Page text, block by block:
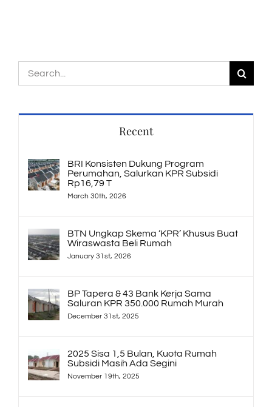
Search
Recent
BRI Konsisten Dukung Program
Perumahan, Salurkan KPR Subsidi
Rp16,79 T
March 30th, 2026
BTN Ungkap Skema ‘KPR’ Khusus Buat
Wiraswasta Beli Rumah
January 31st, 2026
BP Tapera & 43 Bank Kerja Sama
Saluran KPR 350.000 Rumah Murah
December 31st, 2025
2025 Sisa 1,5 Bulan, Kuota Rumah
Subsidi Masih Ada Segini
November 19th, 2025